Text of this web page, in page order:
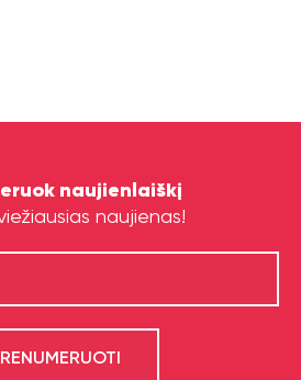
naujienlaiškį
naujienas!